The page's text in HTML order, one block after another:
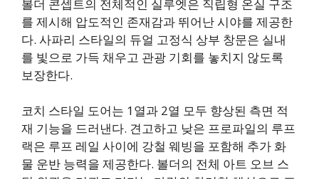
볼더 콘셉트의 전체적인 실루엣은 직립형 온실 구조
를 제시해 압도적인 존재감과 뛰어난 시야를 제공한
다. 사파리 스타일의 듀얼 고정식 상부 창문은 실내
를 빛으로 가득 채우고 관광 기회를 놓치지 않도록
보장한다.
코치 스타일 도어는 1열과 2열 모두 향상된 측면 적
재 기능을 드러낸다. 견고하고 낮은 프로파일의 루프
랙은 루프 레일 사이에 강철 웨빙을 포함해 추가 화
물 운반 능력을 제공한다. 볼더의 전체 아트 오브 스